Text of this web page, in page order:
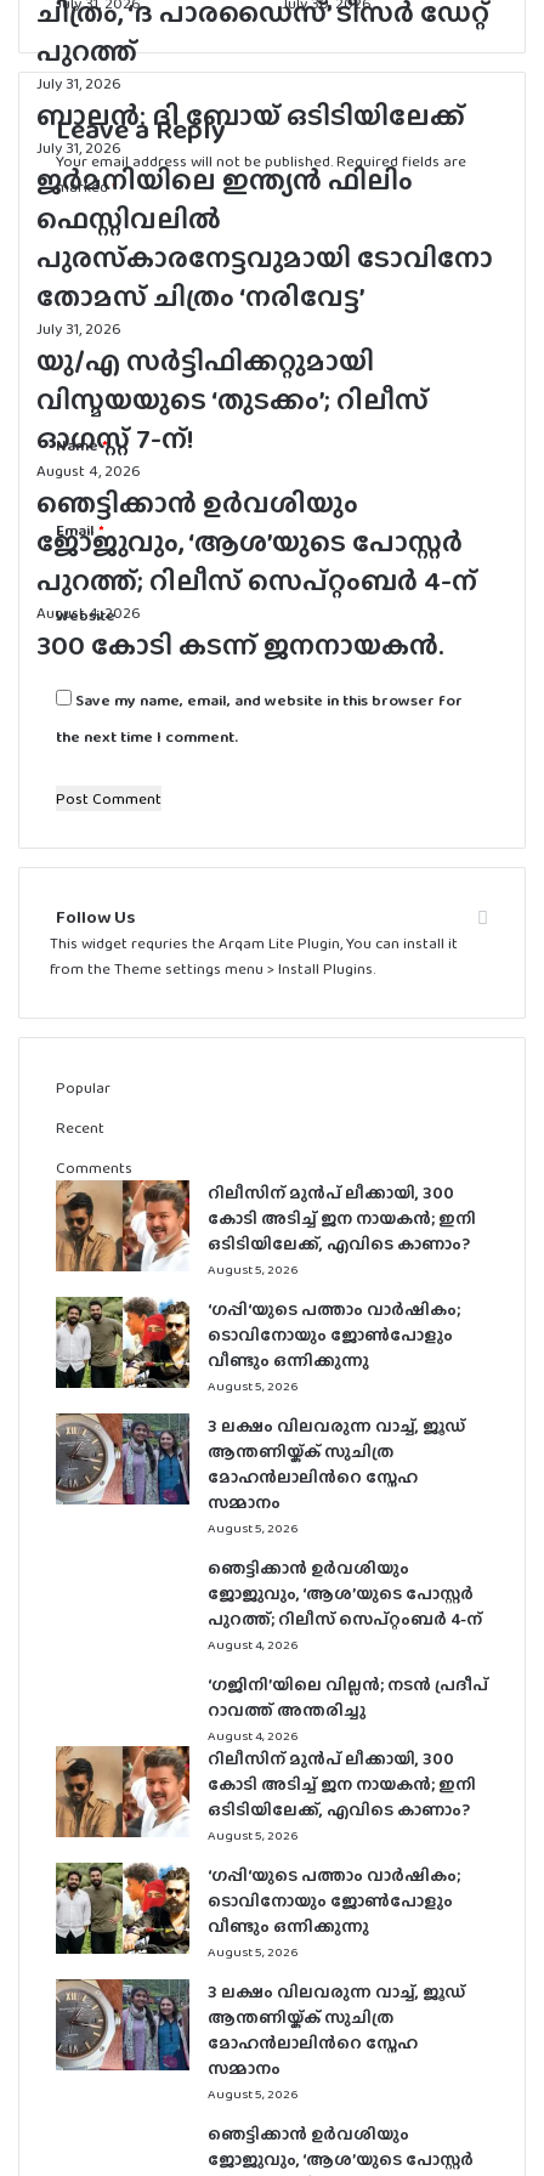
ജര്‍മനിയിലെ ഇന്ത്യന്‍ ഫിലിം
ഫെസ്റ്റിവലില്‍
പുരസ്‌കാരനേട്ടവുമായി ടോവിനോ
തോമസ് ചിത്രം ‘നരിവേട്ട’
July 31, 2026
യു/എ സർട്ടിഫിക്കറ്റുമായി
വിസ്മയയുടെ ‘തുടക്കം’; റിലീസ്
ഓഗസ്റ്റ് 7-ന്!
August 4, 2026
ഞെട്ടിക്കാൻ ഉർവശിയും
ജോജുവും, ‘ആശ’യുടെ പോസ്റ്റർ
പുറത്ത്; റിലീസ് സെപ്റ്റംബർ 4-ന്
August 4, 2026
300 കോടി കടന്ന് ജനനായകൻ.
Leave a Reply
Your email address will not be published.Required fields are
marked*
C
o
m
m
e
n
t
*
Name*
Email*
Website
Save my name, email, and website in this browser for
the next time I comment.
Follow Us
This widget requries the Arqam Lite Plugin, You can install it
from the Theme settings menu > Install Plugins.
Popular
Recent
Comments
റിലീസിന് മുൻപ് ലീക്കായി, 300
കോടി അടിച്ച് ജന നായകൻ; ഇനി
ഒടിടിയിലേക്ക്, എവിടെ കാണാം?
August 5, 2026
‘ഗപ്പി‘യുടെ പത്താം വാർഷികം;
ടൊവിനോയും ജോൺപോളും
വീണ്ടും ഒന്നിക്കുന്നു
August 5, 2026
3 ലക്ഷം വിലവരുന്ന വാച്ച്, ജൂഡ്
ആന്തണിയ്ക്ക് സുചിത്ര
മോഹൻലാലിൻറെ സ്നേഹ
സമ്മാനം
August 5, 2026
ഞെട്ടിക്കാൻ ഉർവശിയും
ജോജുവും, ‘ആശ’യുടെ പോസ്റ്റർ
പുറത്ത്; റിലീസ് സെപ്റ്റംബർ 4-ന്
August 4, 2026
‘ഗജിനി’യിലെ വില്ലൻ; നടൻ പ്രദീപ്
റാവത്ത് അന്തരിച്ചു
August 4, 2026
റിലീസിന് മുൻപ് ലീക്കായി, 300
കോടി അടിച്ച് ജന നായകൻ; ഇനി
ഒടിടിയിലേക്ക്, എവിടെ കാണാം?
August 5, 2026
‘ഗപ്പി‘യുടെ പത്താം വാർഷികം;
ടൊവിനോയും ജോൺപോളും
വീണ്ടും ഒന്നിക്കുന്നു
August 5, 2026
3 ലക്ഷം വിലവരുന്ന വാച്ച്, ജൂഡ്
ആന്തണിയ്ക്ക് സുചിത്ര
മോഹൻലാലിൻറെ സ്നേഹ
സമ്മാനം
August 5, 2026
ഞെട്ടിക്കാൻ ഉർവശിയും
ജോജുവും, ‘ആശ’യുടെ പോസ്റ്റർ